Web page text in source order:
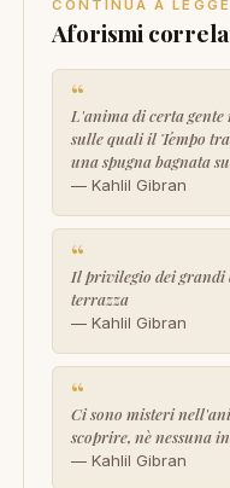
CONTINUA A
Aforismi
“
L'anima di certa
sulle quali il Tempo
una spugna bagnata
— Kahlil Gibran
“
Il privilegio dei grandi
terrazza
— Kahlil Gibran
“
Ci sono misteri
scoprire, nè nessuna
— Kahlil Gibran